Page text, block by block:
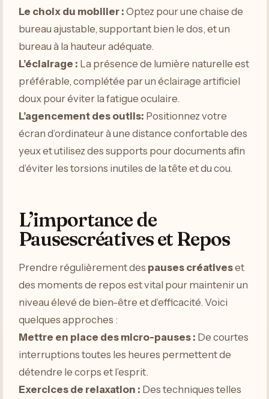
Le choix du mobilier : Optez pour une chaise de
bureau ajustable, supportant bien le dos, et un
bureau à la hauteur adéquate.
L’éclairage : La présence de lumière naturelle est
préférable, complétée par un éclairage artificiel
doux pour éviter la fatigue oculaire.
L’agencement des outils: Positionnez votre
écran d’ordinateur à une distance confortable des
yeux et utilisez des supports pour documents afin
d’éviter les torsions inutiles de la tête et du cou.
L’importance de
Pausescréatives et Repos
Prendre régulièrement des pauses créativeset
des moments de repos est vital pour maintenir un
niveau élevé de bien-être et d’efficacité. Voici
quelques approches :
Mettre en place des micro-pauses : De courtes
interruptions toutes les heures permettent de
détendre le corps et l’esprit.
Exercices de relaxation : Des techniques telles